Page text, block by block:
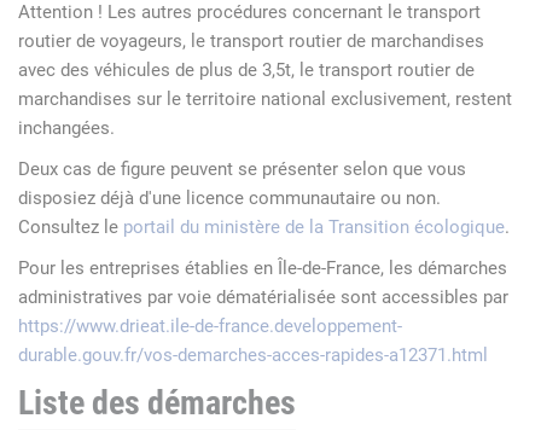
Attention ! Les autres procédures concernant le transport
routier de voyageurs, le transport routier de marchandises
avec des véhicules de plus de 3,5t, le transport routier de
marchandises sur le territoire national exclusivement, restent
inchangées.
Deux cas de figure peuvent se présenter selon que vous
disposiez déjà d'une licence communautaire ou non.
Consultez le portail du ministère de la Transition écologique.
Pour les entreprises établies en Île-de-France, les démarches
administratives par voie dématérialisée sont accessibles par
https://www.drieat.ile-de-france.developpement-
durable.gouv.fr/vos-demarches-acces-rapides-a12371.html
Liste des démarches